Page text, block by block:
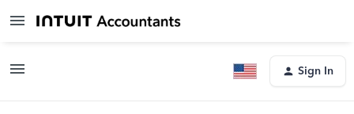
Sign In